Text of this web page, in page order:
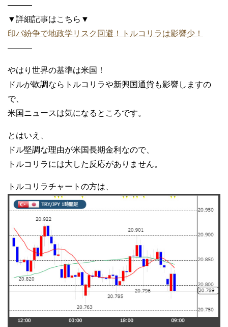
———
▼詳細記事はこちら▼
印パ紛争で地政学リスク回避！トルコリラは影響少！
———
やはり世界の基準は米国！
ドルが軟調ならトルコリラや新興国通貨も影響しますの
で、
米国ニュースは気になるところです。
とはいえ、
ドル堅調な理由が米国長期金利なので、
トルコリラには大した反応がありません。
トルコリラチャートの方は、